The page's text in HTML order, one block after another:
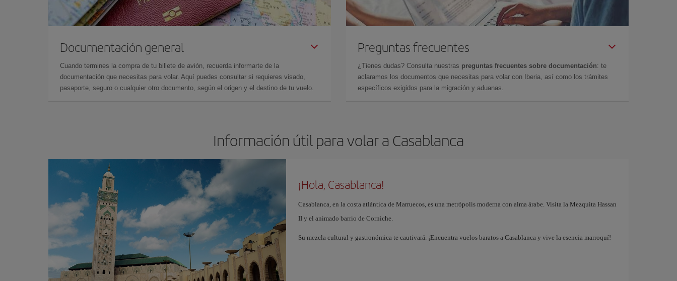
Documentación general
Cuando termines la compra de tu billete de avión, recuerda informarte de la
documentación que necesitas para volar. Aquí puedes consultar si requieres visado,
pasaporte, seguro o cualquier otro documento, según el origen y el destino de tu vuelo.
Preguntas frecuentes
¿Tienes dudas? Consulta nuestras preguntas frecuentes sobre documentación: te
aclaramos los documentos que necesitas para volar con Iberia, así como los trámites
específicos exigidos para la migración y aduanas.
Información útil para volar a Casablanca
¡Hola, Casablanca!
Casablanca, en la costa atlántica de Marruecos, es una metrópolis moderna con alma árabe. Visita la Mezquita Hassan
II y el animado barrio de Corniche.
Su mezcla cultural y gastronómica te cautivará. ¡Encuentra vuelos baratos a Casablanca y vive la esencia marroquí!